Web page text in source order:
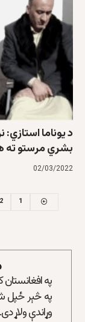
د یوناما
بشري مرستو ته
02/03/2022
1
2
په افغانستان
په څېر ځپل
وړاندې ولاړ دی.